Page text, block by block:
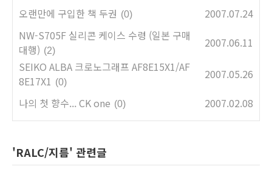
오랜만에 구입한 책 두권 (0)
2007.07.24
NW-S705F 실리콘 케이스 수령 (일본 구매
대행) (2)
2007.06.11
SEIKO ALBA 크로노그래프 AF8E15X1/AF
8E17X1 (0)
2007.05.26
나의 첫 향수... CK one (0) 2007.02.08
'RALC/지름' 관련글